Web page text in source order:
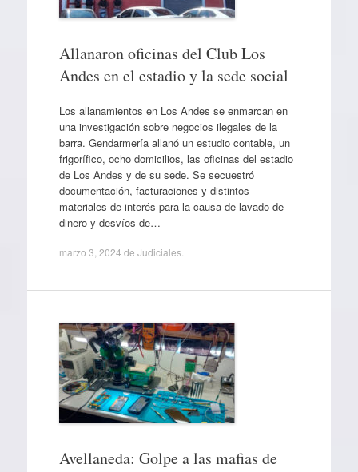
Allanaron oficinas del Club Los
Andes en el estadio y la sede social
Los allanamientos en Los Andes se enmarcan en
una investigación sobre negocios ilegales de la
barra. Gendarmería allanó un estudio contable, un
frigorífico, ocho domicilios, las oficinas del estadio
de Los Andes y de su sede. Se secuestró
documentación, facturaciones y distintos
materiales de interés para la causa de lavado de
dinero y desvíos de…
marzo 3, 2024 de Judiciales.
Avellaneda: Golpe a las mafias de